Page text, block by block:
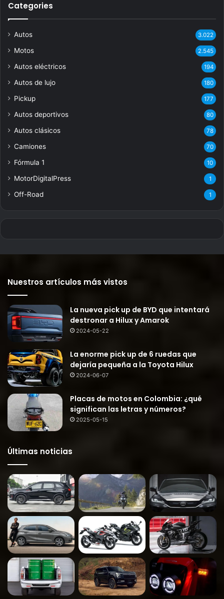
Categories
Autos 3.022
Motos 2.545
Autos eléctricos 194
Autos de lujo 180
Pickup 177
Autos deportivos 80
Autos clásicos 78
Camiones 70
Fórmula 1 10
MotorDigitalPress 1
Off-Road 1
Nuestros artículos más vistos
La nueva pick up de BYD que intentará
destronar a Hilux y Amarok
2024-05-22
La enorme pick up de 6 ruedas que
dejaría pequeña a la Toyota Hilux
2024-06-07
Placas de motos en Colombia: ¿qué
significan las letras y números?
2025-05-15
Últimas noticias